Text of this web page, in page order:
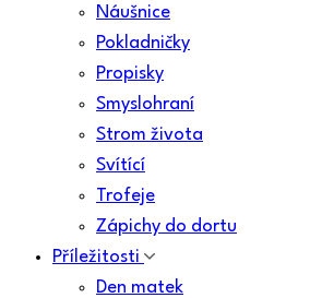
Náušnice
Pokladničky
Propisky
Smyslohraní
Strom života
Svítící
Trofeje
Zápichy do dortu
Příležitosti
Den matek